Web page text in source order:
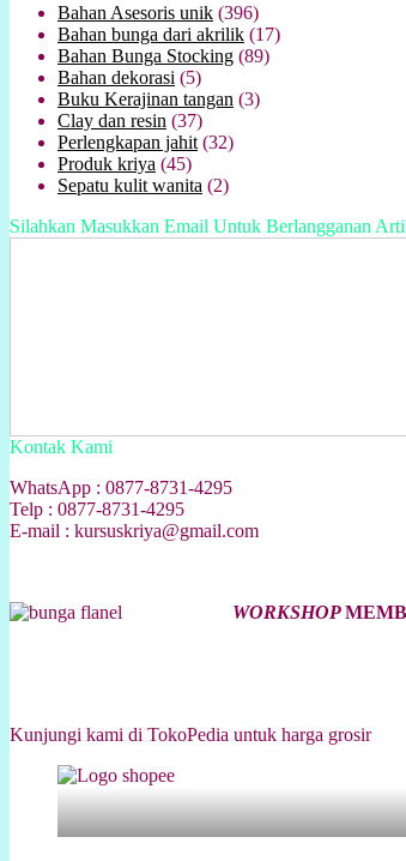
Bahan Asesoris unik (396)
Bahan bunga dari akrilik (17)
Bahan Bunga Stocking (89)
Bahan dekorasi (5)
Buku Kerajinan tangan (3)
Clay dan resin (37)
Perlengkapan jahit (32)
Produk kriya (45)
Sepatu kulit wanita (2)
Silahkan Masukkan Email Untuk Berlangganan
Kontak Kami
WhatsApp : 0877-8731-4295
Telp : 0877-8731-4295
E-mail : kursuskriya@gmail.com
WORKSHOP
Kunjungi kami di TokoPedia untuk harga grosir